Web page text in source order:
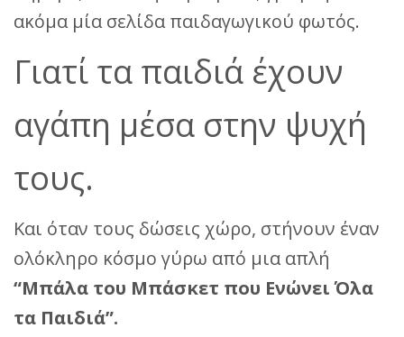
ακόμα μία σελίδα παιδαγωγικού φωτός.
Γιατί τα παιδιά έχουν
αγάπη μέσα στην ψυχή
τους.
Και όταν τους δώσεις χώρο, στήνουν έναν
ολόκληρο κόσμο γύρω από μια απλή
“Μπάλα του Μπάσκετ που Ενώνει Όλα
τα Παιδιά”.